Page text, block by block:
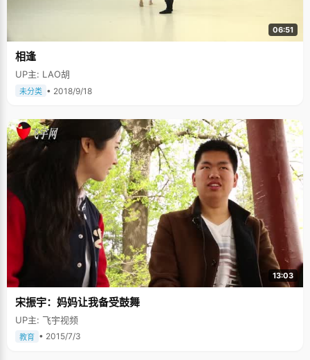
06:51
相逢
UP主: LAO胡
未分类 • 2018/9/18
13:03
宋振宇：妈妈让我备受鼓舞
UP主: 飞宇视频
教育 • 2015/7/3